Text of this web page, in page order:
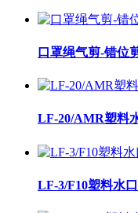
口罩绳气剪-错位
LF-20/AMR塑料
LF-3/F10塑料水